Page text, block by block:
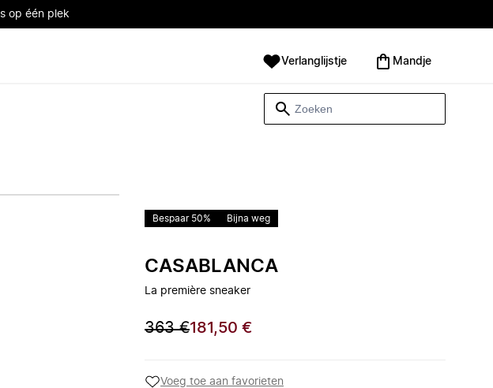
op één plek
Verlanglijstje Mandje
Bespaar 50% Bijna weg
CASABLANCA
La première sneaker
363 €181,50 €
Voeg toe aan favorieten